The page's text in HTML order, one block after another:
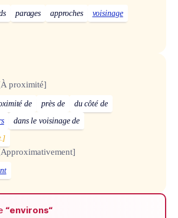
parages approches
voisinage
proximité]
de près de
du côté de
dans le voisinage de
“environs“